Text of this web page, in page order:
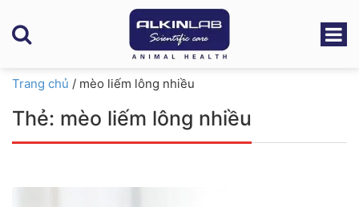
Trang chủ / mèo liếm lông nhiều
Thẻ: mèo liếm lông nhiều